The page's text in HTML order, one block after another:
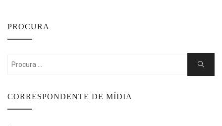
PROCURA
Search
Search
CORRESPONDENTE DE MÍDIA